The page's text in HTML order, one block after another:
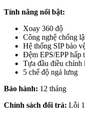
Tính năng nổi bật:
Xoay 360 độ
Công nghệ chống
Hệ thống SIP bảo
Đệm EPS/EPP hấp
Tựa đầu điều chỉnh
5 chế độ ngả lưng
Bảo hành: 12 tháng
Chính sách đổi trả: Lỗi